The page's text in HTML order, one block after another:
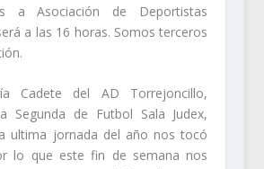
a Asociación de Deportistas
a las 16 horas. Somos terceros
Cadete del AD Torrejoncillo,
Segunda de Futbol Sala Judex,
ultima jornada del año nos tocó
lo que este fin de semana nos